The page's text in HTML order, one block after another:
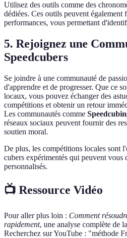
Utilisez des outils comme des
dédiées. Ces outils peuvent également
performances, vous permettant
5. Rejoignez une
Speedcubers
Se joindre à une communauté de
d'apprendre et de progresser. Que ce
locaux, vous pouvez échanger des
compétitions et obtenir un retour
Les communautés comme
réseaux sociaux peuvent fournir des
soutien moral.
De plus, les compétitions locales sont
cubers expérimentés qui peuvent vous
personnalisés.
📺 Ressource Vidéo
Pour aller plus loin : Comment
rapidement, une analyse complète de
Recherchez sur YouTube : "méthode